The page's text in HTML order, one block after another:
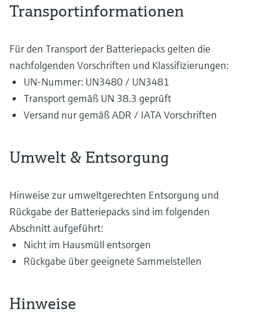
Transportinformationen
Für den Transport der Batteriepacks gelten die
nachfolgenden Vorschriften und Klassifizierungen:
UN-Nummer: UN3480 / UN3481
Transport gemäß UN 38.3 geprüft
Versand nur gemäß ADR / IATA Vorschriften
Umwelt & Entsorgung
Hinweise zur umweltgerechten Entsorgung und
Rückgabe der Batteriepacks sind im folgenden
Abschnitt aufgeführt:
Nicht im Hausmüll entsorgen
Rückgabe über geeignete Sammelstellen
Hinweise